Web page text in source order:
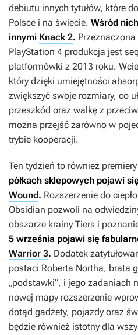
debiutu innych tytułów, które
Polsce i na świecie. Wśród
innymi Knack 2.
PlayStation 4 produkcja jest
platformówki z 2013 roku.
który dzięki umiejętności
zwiększyć swoje rozmiary, co
przeszkód oraz walkę z
można przejść zarówno w
trybie kooperacji.
Ten tydzień to również
półkach sklepowych pojawi
Wound. Rozszerzenie do
Obsidian pozwoli na
obszarze krainy Tiers i
5 września pojawi się
Warrior 3. Dodatek
postaci Roberta Northa, brata
„podstawki”, i jego zadaniach
nowej mapy rozszerzenie
dotąd gadżety, pojazdy oraz
będzie również istotny dla